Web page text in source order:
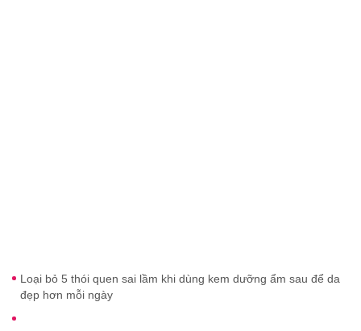
Loại bỏ 5 thói quen sai lầm khi dùng kem dưỡng ẩm sau để da
đẹp hơn mỗi ngày